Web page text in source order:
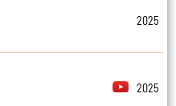
2025
2025